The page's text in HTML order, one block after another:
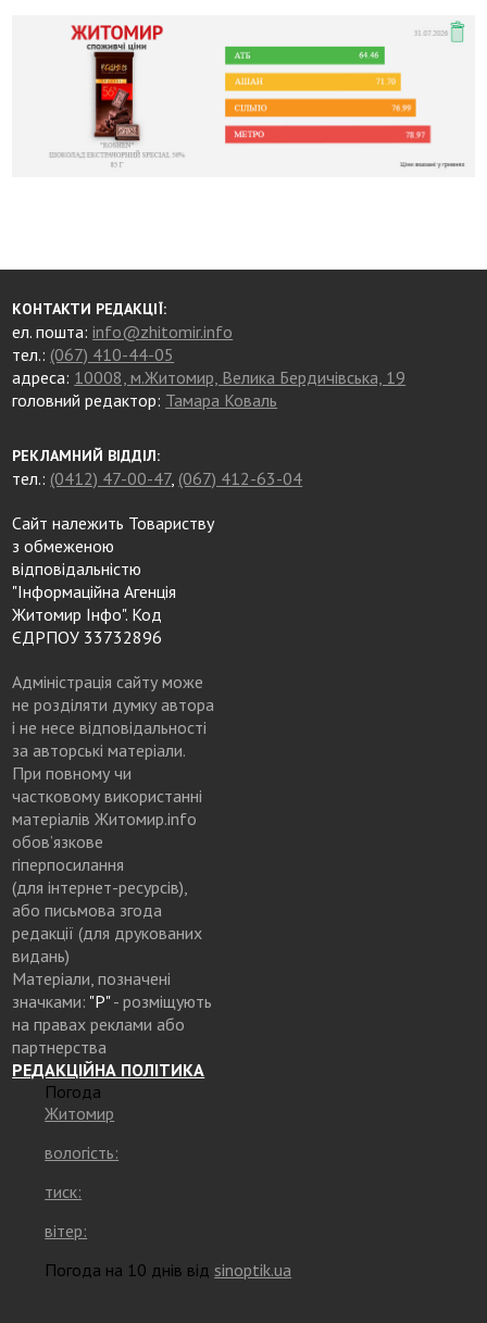
КОНТАКТИ РЕДАКЦІЇ:
ел. пошта:info@zhitomir.info
тел.: (067) 410-44-05
адреса: 10008, м.Житомир, Велика Бердичівська, 19
головний редактор: Тамара Коваль
РЕКЛАМНИЙ ВІДДІЛ:
тел.: (0412) 47-00-47, (067) 412-63-04
Сайт належить Товариству
з обмеженою
відповідальністю
"Інформаційна Агенція
Житомир Інфо". Код
ЄДРПОУ 33732896
Адміністрація сайту може
не розділяти думку автора
і не несе відповідальності
за авторські матеріали.
При повному чи
частковому використанні
матеріалів Житомир.info
обов’язкове
гіперпосилання
(для інтернет-ресурсів),
або письмова згода
редакції (для друкованих
видань)
Матеріали, позначені
значками: "Р"- розміщують
на правах реклами або
партнерства
РЕДАКЦІЙНА ПОЛІТИКА
Погода
Житомир
вологість:
тиск:
вітер:
Погода на 10 днів від sinoptik.ua